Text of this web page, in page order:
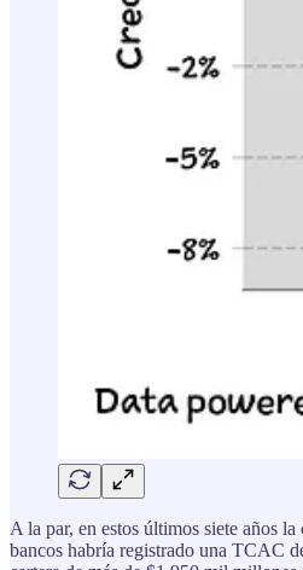
A la par, en estos últimos siete años
bancos habría registrado una TCAC